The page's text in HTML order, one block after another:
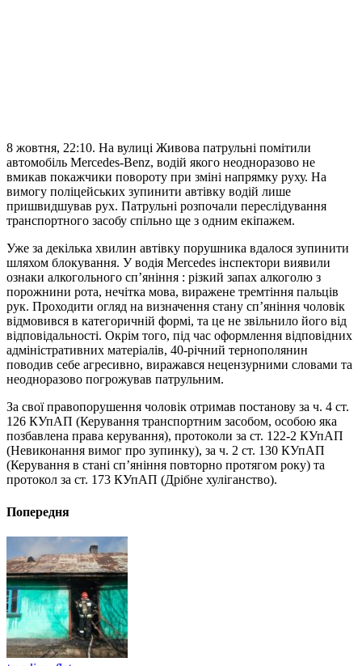
8 жовтня, 22:10. На вулиці Живова патрульні помітили
автомобіль Mercedes-Benz, водій якого неодноразово не
вмикав покажчики повороту при зміні напрямку руху. На
вимогу поліцейських зупинити автівку водій лише
пришвидшував рух. Патрульні розпочали переслідування
транспортного засобу спільно ще з одним екіпажем.
Уже за декілька хвилин автівку порушника вдалося зупинити
шляхом блокування. У водія Mercedes інспектори виявили
ознаки алкогольного сп’яніння : різкий запах алкоголю з
порожнини рота, нечітка мова, виражене тремтіння пальців
рук. Проходити огляд на визначення стану сп’яніння чоловік
відмовився в категоричній формі, та це не звільнило його від
відповідальності. Окрім того, під час оформлення відповідних
адміністративних матеріалів, 40-річний тернополянин
поводив себе агресивно, виражався нецензурними словами та
неодноразово погрожував патрульним.
За свої правопорушення чоловік отримав постанову за ч. 4 ст.
126 КУпАП (Керування транспортним засобом, особою яка
позбавлена права керування), протоколи за ст. 122-2 КУпАП
(Невиконання вимог про зупинку), за ч. 2 ст. 130 КУпАП
(Керування в стані сп’яніння повторно протягом року) та
протокол за ст. 173 КУпАП (Дрібне хуліганство).
Попередня